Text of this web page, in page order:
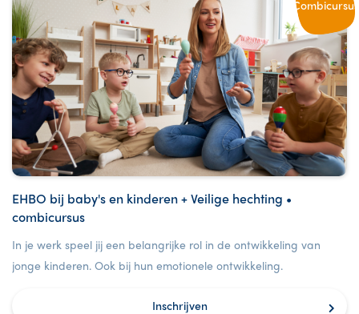
Combicursus
EHBO bij baby's en kinderen + Veilige hechting •
combicursus
In je werk speel jij een belangrijke rol in de ontwikkeling van
jonge kinderen. Ook bij hun emotionele ontwikkeling.
Inschrijven